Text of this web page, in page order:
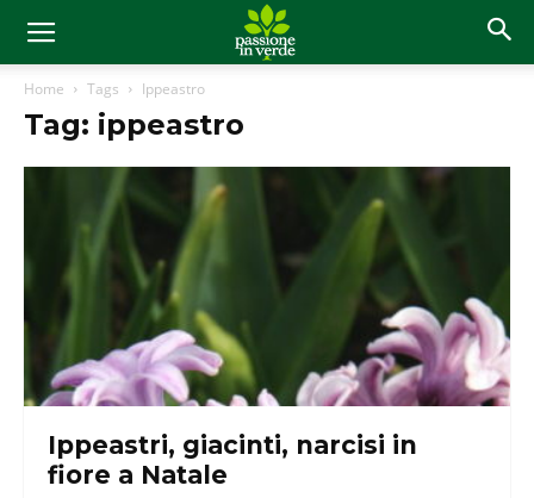
Home Tags Ippeastro
Tag: ippeastro
Ippeastri, giacinti, narcisi in
fiore a Natale